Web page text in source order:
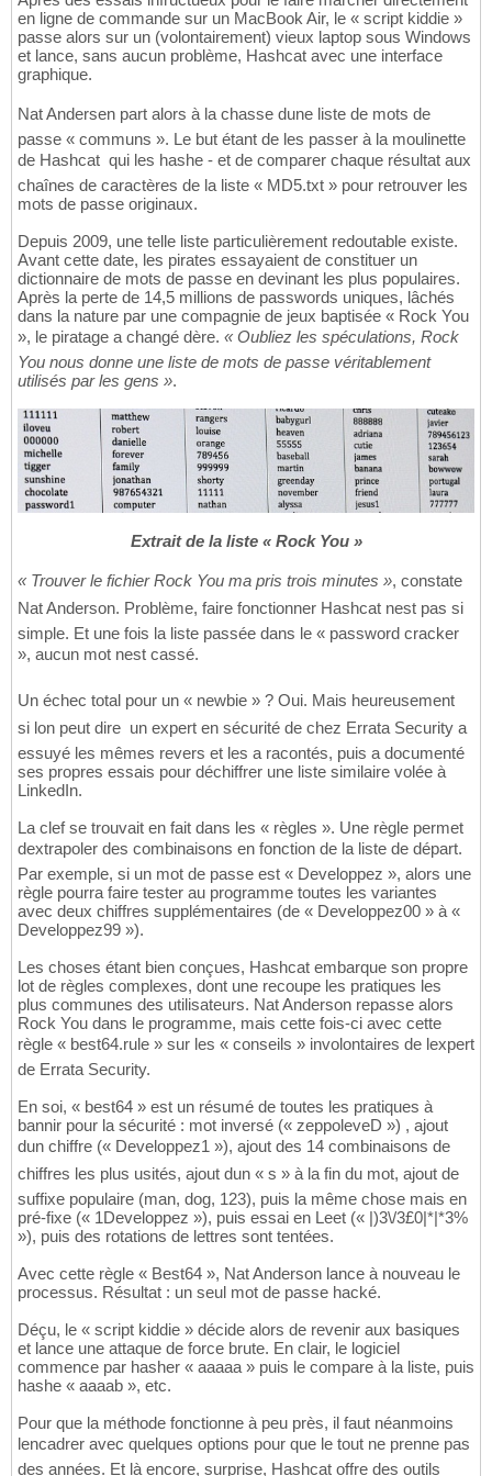
en ligne de commande sur un MacBook Air, le « script kiddie »
passe alors sur un (volontairement) vieux laptop sous Windows
et lance, sans aucun problème, Hashcat avec une interface
graphique.
Nat Andersen part alors à la chasse dune liste de mots de
passe « communs ». Le but étant de les passer à la moulinette
de Hashcat  qui les hashe - et de comparer chaque résultat aux
chaînes de caractères de la liste « MD5.txt » pour retrouver les
mots de passe originaux.
Depuis 2009, une telle liste particulièrement redoutable existe.
Avant cette date, les pirates essayaient de constituer un
dictionnaire de mots de passe en devinant les plus populaires.
Après la perte de 14,5 millions de passwords uniques, lâchés
dans la nature par une compagnie de jeux baptisée « Rock You
», le piratage a changé dère. « Oubliez les spéculations, Rock
You nous donne une liste de mots de passe véritablement
utilisés par les gens ».
Extrait de la liste « Rock You »
« Trouver le fichier Rock You ma pris trois minutes », constate
Nat Anderson. Problème, faire fonctionner Hashcat nest pas si
simple. Et une fois la liste passée dans le « password cracker
», aucun mot nest cassé.
Un échec total pour un « newbie » ? Oui. Mais heureusement 
si lon peut dire  un expert en sécurité de chez Errata Security a
essuyé les mêmes revers et les a racontés, puis a documenté
ses propres essais pour déchiffrer une liste similaire volée à
LinkedIn.
La clef se trouvait en fait dans les « règles ». Une règle permet
dextrapoler des combinaisons en fonction de la liste de départ.
Par exemple, si un mot de passe est « Developpez », alors une
règle pourra faire tester au programme toutes les variantes
avec deux chiffres supplémentaires (de « Developpez00 » à «
Developpez99 »).
Les choses étant bien conçues, Hashcat embarque son propre
lot de règles complexes, dont une recoupe les pratiques les
plus communes des utilisateurs. Nat Anderson repasse alors
Rock You dans le programme, mais cette fois-ci avec cette
règle « best64.rule » sur les « conseils » involontaires de lexpert
de Errata Security.
En soi, « best64 » est un résumé de toutes les pratiques à
bannir pour la sécurité : mot inversé (« zeppoleveD ») , ajout
dun chiffre (« Developpez1 »), ajout des 14 combinaisons de
chiffres les plus usités, ajout dun « s » à la fin du mot, ajout de
suffixe populaire (man, dog, 123), puis la même chose mais en
pré-fixe (« 1Developpez »), puis essai en Leet (« |)3\/3£0|*|*3%
»), puis des rotations de lettres sont tentées.
Avec cette règle « Best64 », Nat Anderson lance à nouveau le
processus. Résultat : un seul mot de passe hacké.
Déçu, le « script kiddie » décide alors de revenir aux basiques
et lance une attaque de force brute. En clair, le logiciel
commence par hasher « aaaaa » puis le compare à la liste, puis
hashe « aaaab », etc.
Pour que la méthode fonctionne à peu près, il faut néanmoins
lencadrer avec quelques options pour que le tout ne prenne pas
des années. Et là encore, surprise, Hashcat offre des outils